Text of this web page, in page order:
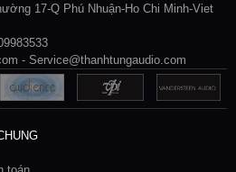
17-Q Phú Nhuận-Ho Chi Minh-Viet
- Service@thanhtungaudio.com